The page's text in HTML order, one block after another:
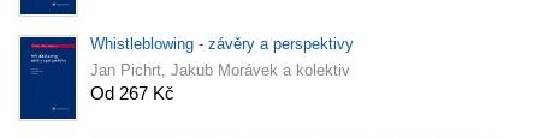
Whistleblowing - závěry a perspektivy
Jan Pichrt, Jakub Morávek a kolektiv
Od 267 Kč